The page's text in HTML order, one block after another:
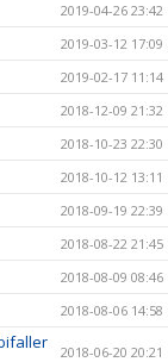
2019-04-26 23:42
2019-03-12 17:09
2019-02-17 11:14
2018-12-09 21:32
2018-10-23 22:30
2018-10-12 13:11
2018-09-19 22:39
2018-08-22 21:45
2018-08-09 08:46
2018-08-06 14:58
2018-06-20 20:21